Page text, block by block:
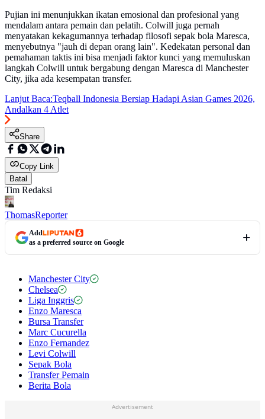
Pujian ini menunjukkan ikatan emosional dan profesional yang
mendalam antara pemain dan pelatih. Colwill juga pernah
menyatakan kekagumannya terhadap filosofi sepak bola Maresca,
menyebutnya "jauh di depan orang lain". Kedekatan personal dan
pemahaman taktis ini bisa menjadi faktor kunci yang memuluskan
langkah Colwill untuk bergabung dengan Maresca di Manchester
City, jika ada kesempatan transfer.
Lanjut Baca:Teqball Indonesia Bersiap Hadapi Asian Games 2026,
Andalkan 4 Atlet
Share
Copy Link
Batal
Tim Redaksi
ThomasReporter
Add
as a preferred source on Google
Manchester City
Chelsea
Liga Inggris
Enzo Maresca
Bursa Transfer
Marc Cucurella
Enzo Fernandez
Levi Colwill
Sepak Bola
Transfer Pemain
Berita Bola
Advertisement